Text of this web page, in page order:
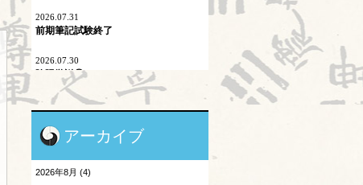
二十四節気
刺激量
医学史
地震酔い
小児と鍼灸
2026.07.31
前期筆記試験終了
2026.07.30
陰陽学説⑨
2026.07.29
2026.07.28
胎漏(たいろう)とは③
アーカイブ
2026年8月 (4)